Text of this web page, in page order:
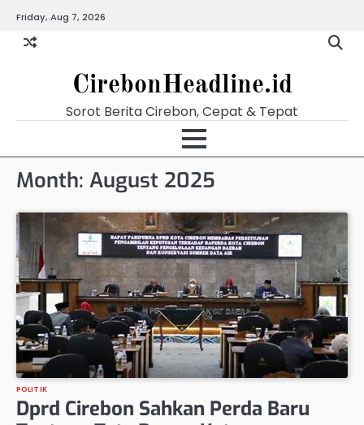
content
Friday, Aug 7, 2026
CirebonHeadline.id
Sorot Berita Cirebon, Cepat & Tepat
Month: August 2025
POLITIK
Dprd Cirebon Sahkan Perda Baru